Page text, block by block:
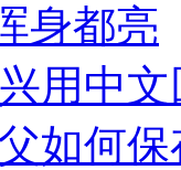
身都亮
用中
如何